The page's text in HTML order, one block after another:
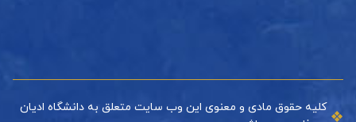
کلیه حقوق مادی و معنوی این وب سایت متعلق به دانشگاه ادیان